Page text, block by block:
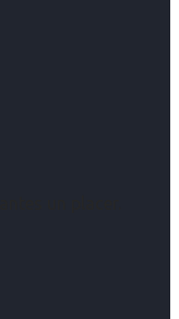
un placer.